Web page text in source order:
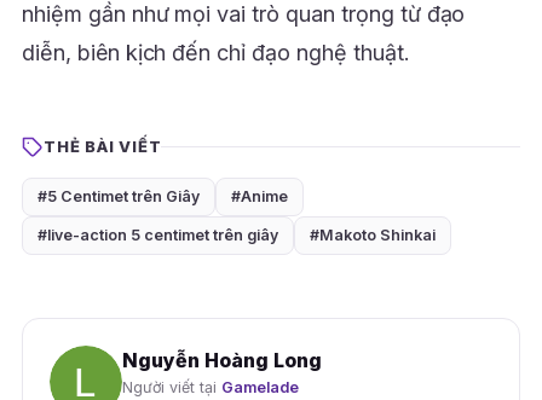
nhiệm gần như mọi vai trò quan trọng từ đạo
diễn, biên kịch đến chỉ đạo nghệ thuật.
THẺ BÀI VIẾT
#5 Centimet trên Giây #Anime
#live-action 5 centimet trên giây #Makoto Shinkai
Nguyễn Hoàng Long
Người viết tại Gamelade